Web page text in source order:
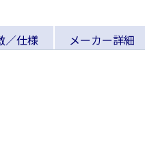
／仕様 メーカー詳細